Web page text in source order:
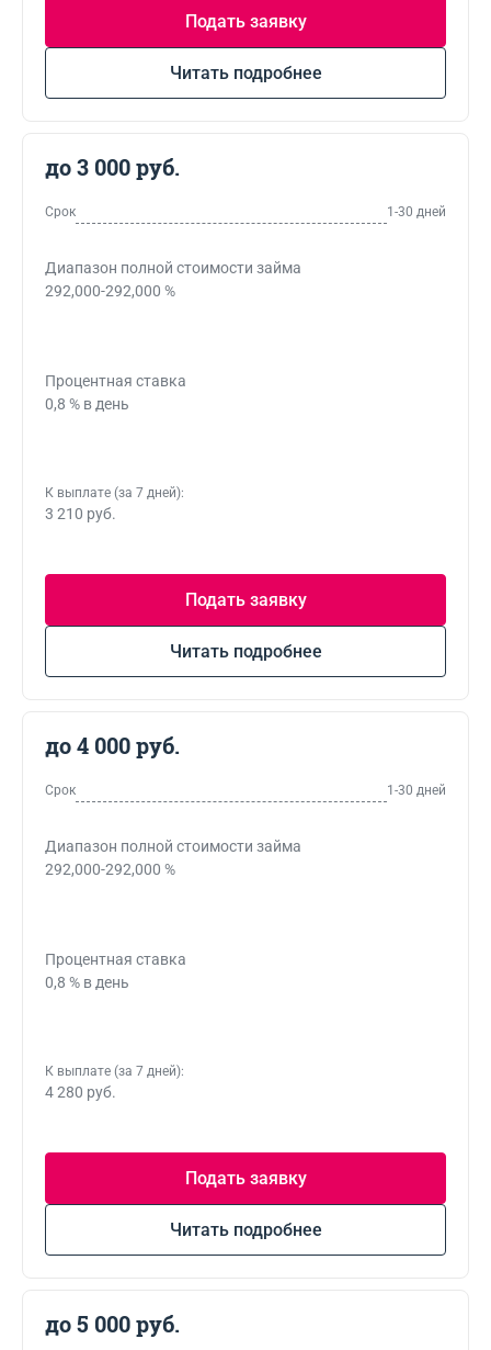
Подать заявку
Читать подробнее
до 3 000 руб.
Срок 1-30 дней
Диапазон полной стоимости займа
292,000-292,000 %
Процентная ставка
0,8 % в день
К выплате (за 7 дней):
3 210 руб.
Подать заявку
Читать подробнее
до 4 000 руб.
Срок 1-30 дней
Диапазон полной стоимости займа
292,000-292,000 %
Процентная ставка
0,8 % в день
К выплате (за 7 дней):
4 280 руб.
Подать заявку
Читать подробнее
до 5 000 руб.